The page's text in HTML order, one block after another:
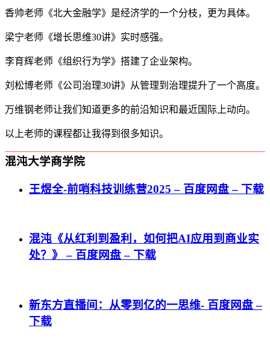
香帅老师《北大金融学》是经济学的一个分枝，更为具体。
梁宁老师《增长思维30讲》实时感强。
李育辉老师《组织行为学》搭建了企业架构。
刘松博老师《公司治理30讲》从管理到治理提升了一个高度。
万维钢老师让我们知道更多的前沿知识和最近国际上动向。
以上老师的课程都让我得到很多知识。
混沌大学商学院
王煜全-前哨科技训练营2025 – 百度网盘 – 下载
混沌《从红利到盈利，如何把AI应用到商业实
处？》 – 百度网盘 – 下载
新东方直播间：从零到亿的一思维- 百度网盘 –
下载